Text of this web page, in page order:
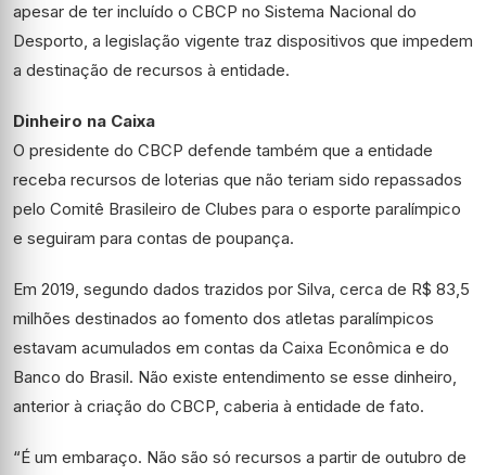
apesar de ter incluído o CBCP no Sistema Nacional do
Desporto, a legislação vigente traz dispositivos que impedem
a destinação de recursos à entidade.
Dinheiro na Caixa
O presidente do CBCP defende também que a entidade
receba recursos de loterias que não teriam sido repassados
pelo Comitê Brasileiro de Clubes para o esporte paralímpico
e seguiram para contas de poupança.
Em 2019, segundo dados trazidos por Silva, cerca de R$ 83,5
milhões destinados ao fomento dos atletas paralímpicos
estavam acumulados em contas da Caixa Econômica e do
Banco do Brasil. Não existe entendimento se esse dinheiro,
anterior à criação do CBCP, caberia à entidade de fato.
“É um embaraço. Não são só recursos a partir de outubro de